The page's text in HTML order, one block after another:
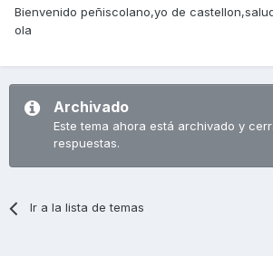
Bienvenido peñiscolano,yo de
ola
Archivado
Este tema ahora está archivado y
respuestas.
Ir a la lista de temas